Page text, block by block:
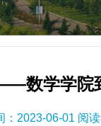
数学学院
：2023-06-01 阅读